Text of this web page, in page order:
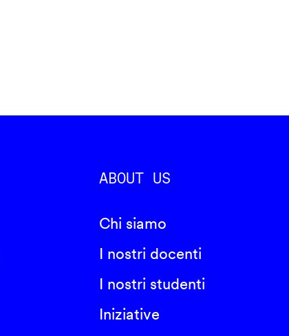
ABOUT US
Chi siamo
I nostri docenti
I nostri studenti
Iniziative